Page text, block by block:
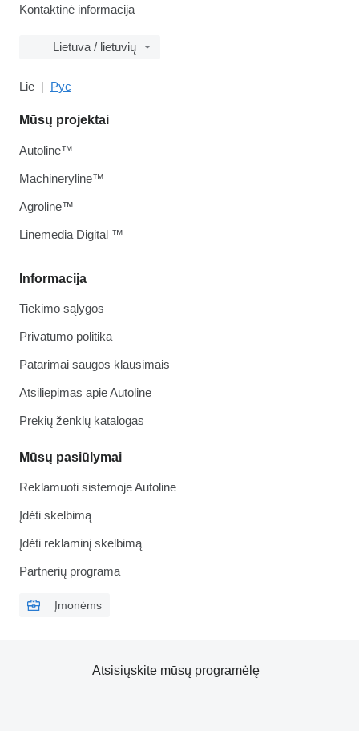
Kontaktinė informacija
Lietuva / lietuvių
Lie Рус
Informacija
Tiekimo sąlygos
Privatumo politika
Patarimai saugos klausimais
Atsiliepimas apie Autoline
Prekių ženklų katalogas
Mūsų pasiūlymai
Reklamuoti sistemoje Autoline
Įdėti skelbimą
Įdėti reklaminį skelbimą
Partnerių programa
Įmonėms
Mūsų projektai
Autoline™
Machineryline™
Agroline™
Linemedia Digital ™
Atsisiųskite mūsų programėlę